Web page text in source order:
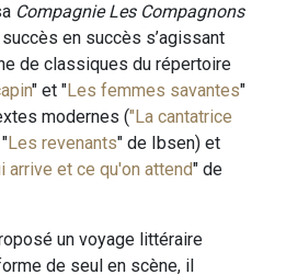
Compagnie Les Compagnons
en succès s’agissant
de classiques du répertoire
" et "Les femmes savantes"
modernes ("La cantatrice
Les revenants" de Ibsen) et
arrive et ce qu'on attend" de
un voyage littéraire
de seul en scène, il